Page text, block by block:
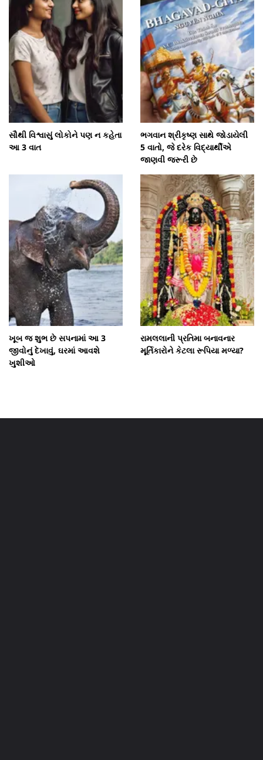
સૌથી વિશ્વાસું લોકોને પણ ન કહેતા
આ 3 વાત
ભગવાન શ્રીકૃષ્ણ સાથે જોડાયેલી
5 વાતો, જે દરેક વિદ્યાર્થીએ
જાણવી જરૂરી છે
ખૂબ જ શુભ છે સપનામાં આ 3
જીવોનું દેખાવું, ઘરમાં આવશે
ખુશીઓ
રામલલાની પ્રતિમા બનાવનાર
મૂર્તિકારોને કેટલા રૂપિયા મળ્યા?